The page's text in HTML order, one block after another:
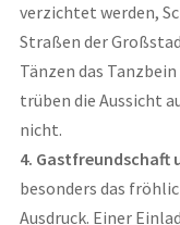
verzichtet werden,
Straßen der
Tänzen das
trüben die Aussicht
nicht.
4. Gastfreundschaft
besonders das
Ausdruck. Einer